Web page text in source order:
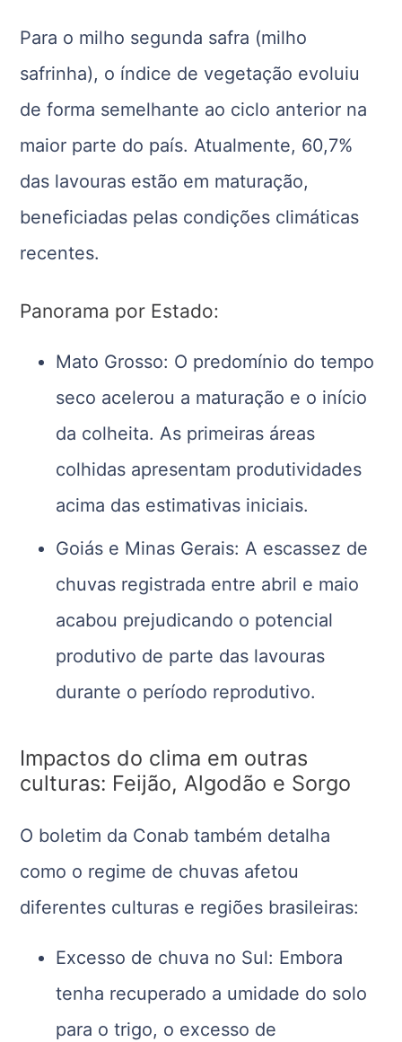
Para o milho segunda safra (milho
safrinha), o índice de vegetação evoluiu
de forma semelhante ao ciclo anterior na
maior parte do país. Atualmente, 60,7%
das lavouras estão em maturação,
beneficiadas pelas condições climáticas
recentes.
Panorama por Estado:
Mato Grosso: O predomínio do tempo
seco acelerou a maturação e o início
da colheita. As primeiras áreas
colhidas apresentam produtividades
acima das estimativas iniciais.
Goiás e Minas Gerais: A escassez de
chuvas registrada entre abril e maio
acabou prejudicando o potencial
produtivo de parte das lavouras
durante o período reprodutivo.
Impactos do clima em outras
culturas: Feijão, Algodão e Sorgo
O boletim da Conab também detalha
como o regime de chuvas afetou
diferentes culturas e regiões brasileiras:
Excesso de chuva no Sul: Embora
tenha recuperado a umidade do solo
para o trigo, o excesso de